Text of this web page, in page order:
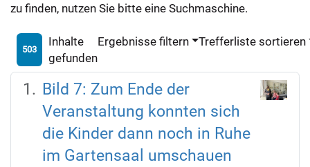
zu finden, nutzen Sie bitte eine Suchmaschine.
503
Inhalte
gefunden
Ergebnisse filtern Trefferliste sortieren
Bild 7: Zum Ende der
Veranstaltung konnten sich
die Kinder dann noch in Ruhe
im Gartensaal umschauen